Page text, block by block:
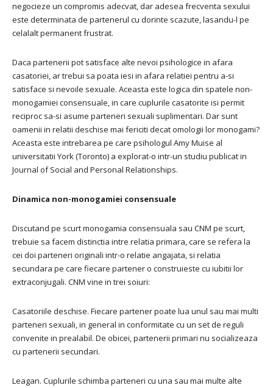
negocieze un compromis adecvat, dar adesea frecventa sexului
este determinata de partenerul cu dorinte scazute, lasandu-l pe
celalalt permanent frustrat.
Daca partenerii pot satisface alte nevoi psihologice in afara
casatoriei, ar trebui sa poata iesi in afara relatiei pentru a-si
satisface si nevoile sexuale. Aceasta este logica din spatele non-
monogamiei consensuale, in care cuplurile casatorite isi permit
reciproc sa-si asume parteneri sexuali suplimentari. Dar sunt
oamenii in relatii deschise mai fericiti decat omologii lor monogami?
Aceasta este intrebarea pe care psihologul Amy Muise al
universitatii York (Toronto) a explorat-o intr-un studiu publicat in
Journal of Social and Personal Relationships.
Dinamica non-monogamiei consensuale
Discutand pe scurt monogamia consensuala sau CNM pe scurt,
trebuie sa facem distinctia intre relatia primara, care se refera la
cei doi parteneri originali intr-o relatie angajata, si relatia
secundara pe care fiecare partener o construieste cu iubitii lor
extraconjugali. CNM vine in trei soiuri:
Casatoriile deschise. Fiecare partener poate lua unul sau mai multi
parteneri sexuali, in general in conformitate cu un set de reguli
convenite in prealabil. De obicei, partenerii primari nu socializeaza
cu partenerii secundari.
Leagan. Cuplurile schimba parteneri cu una sau mai multe alte